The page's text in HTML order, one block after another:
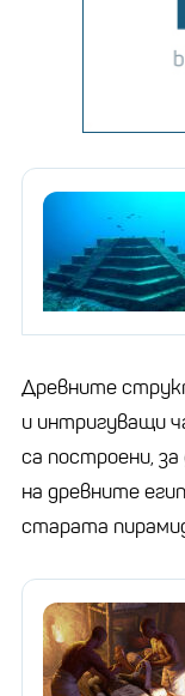
Древните
и интригуващи
са построени,
на древните
старата